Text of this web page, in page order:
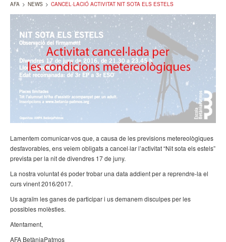
AFA > NEWS > CANCEL·LACIÓ ACTIVITAT NIT SOTA ELS ESTELS
Lamentem comunicar-vos que, a causa de les previsions metereològiques
desfavorables, ens veiem obligats a cancel·lar l’activitat “Nit sota els estels”
prevista per la nit de divendres 17 de juny.
La nostra voluntat és poder trobar una data addient per a reprendre-la el
curs vinent 2016/2017.
Us agraïm les ganes de participar i us demanem disculpes per les
possibles molèsties.
Atentament,
AFA BetàniaPatmos